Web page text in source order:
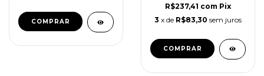
COMPRAR
R$237,41 com Pix
3 x de R$83,30 sem juros
COMPRAR